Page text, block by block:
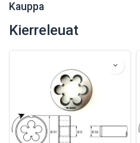
Kauppa
Kierreleuat